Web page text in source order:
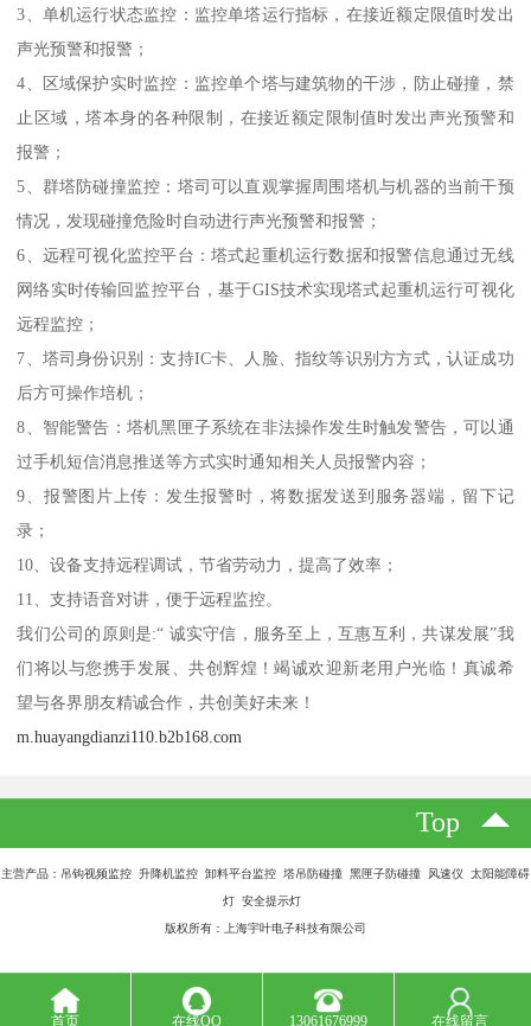
3、单机运行状态监控：监控单塔运行指标，在接近额定限值时发出
声光预警和报警；
4、区域保护实时监控：监控单个塔与建筑物的干涉，防止碰撞，禁
止区域，塔本身的各种限制，在接近额定限制值时发出声光预警和
报警；
5、群塔防碰撞监控：塔司可以直观掌握周围塔机与机器的当前干预
情况，发现碰撞危险时自动进行声光预警和报警；
6、远程可视化监控平台：塔式起重机运行数据和报警信息通过无线
网络实时传输回监控平台，基于GIS技术实现塔式起重机运行可视化
远程监控；
7、塔司身份识别：支持IC卡、人脸、指纹等识别方方式，认证成功
后方可操作培机；
8、智能警告：塔机黑匣子系统在非法操作发生时触发警告，可以通
过手机短信消息推送等方式实时通知相关人员报警内容；
9、报警图片上传：发生报警时，将数据发送到服务器端，留下记
录；
10、设备支持远程调试，节省劳动力，提高了效率；
11、支持语音对讲，便于远程监控。
我们公司的原则是:“ 诚实守信，服务至上，互惠互利，共谋发展”我
们将以与您携手发展、共创辉煌！竭诚欢迎新老用户光临！真诚希
望与各界朋友精诚合作，共创美好未来！
m.huayangdianzi110.b2b168.com
Top
主营产品：吊钩视频监控 升降机监控 卸料平台监控 塔吊防碰撞 黑匣子防碰撞 风速仪 太阳能障碍
灯 安全提示灯
版权所有：上海宇叶电子科技有限公司
首页 在线QQ 13061676999 在线留言